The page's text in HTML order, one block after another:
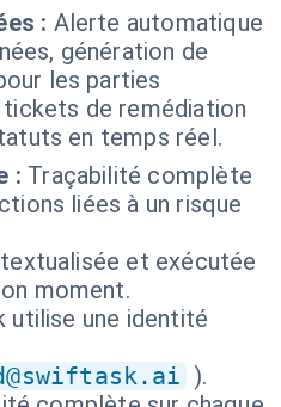
: Alerte automatique
génération de
les parties
de remédiation
en temps réel.
: Traçabilité complète
liées à un risque
et exécutée
moment.
utilise une identité
).